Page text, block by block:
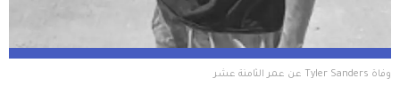
وفاة Tyler Sanders عن عمر الثامنة عشر